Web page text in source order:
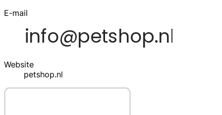
E-mail
Website
petshop.nl